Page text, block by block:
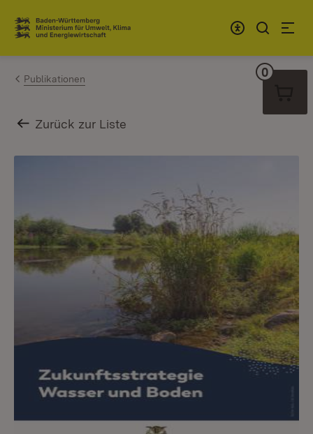
Zum Inhalt springen
Link zur Startseite
Publikationen
Zurück zur Liste
0